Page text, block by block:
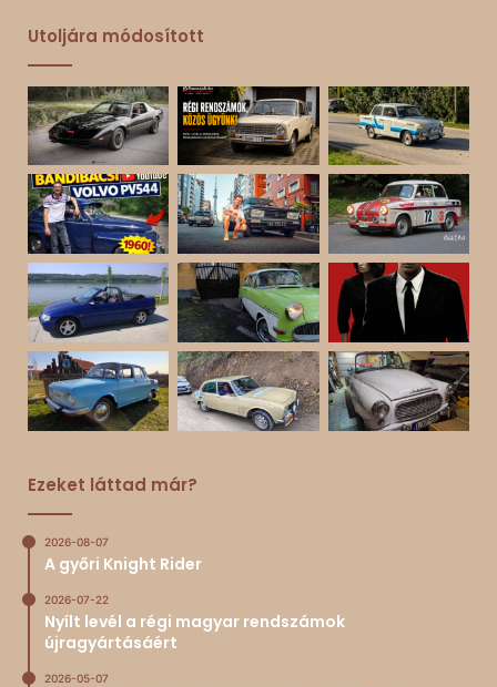
Utoljára módosított
Ezeket láttad már?
2026-08-07
A győri Knight Rider
2026-07-22
Nyílt levél a régi magyar rendszámok
újragyártásáért
2026-05-07